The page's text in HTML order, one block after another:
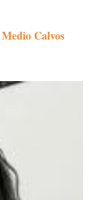
Calvos